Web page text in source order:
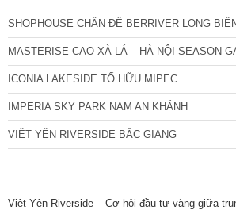
SHOPHOUSE CHÂN ĐẾ BERRIVER LONG
MASTERISE CAO XÀ LÁ – HÀ NỘI SEASON
ICONIA LAKESIDE TỐ HỮU MIPEC
IMPERIA SKY PARK NAM AN KHÁNH
VIỆT YÊN RIVERSIDE BẮC GIANG
Việt Yên Riverside – Cơ hội đầu tư vàng giữa